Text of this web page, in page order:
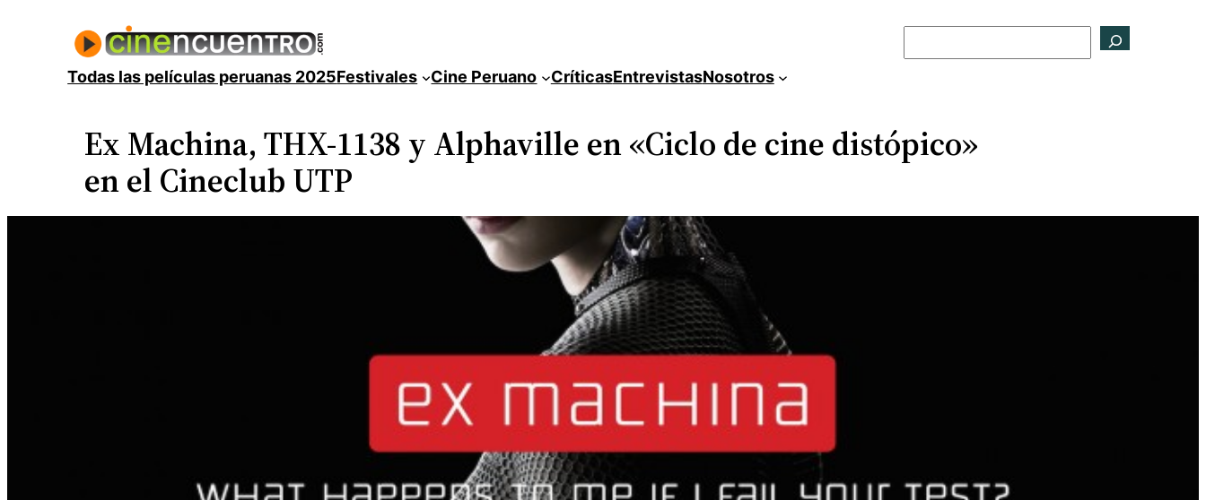
contenidoTodas las películas peruanas 2025Festivales Cine Peruano CríticasEntrevistasNosotros
Ex Machina, THX-1138 y Alphaville en «Ciclo de cine distópico»
en el Cineclub UTP